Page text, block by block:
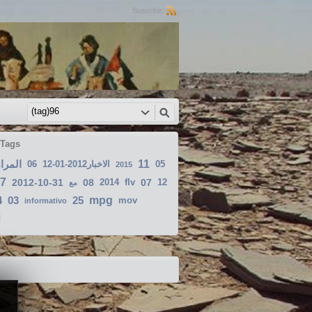
Suscribir:
06 الاخبار2012-01-12 2015 11 05
2012-10-31 مع 08 2014 flv 07 12
03 informativo 25 mpg mov